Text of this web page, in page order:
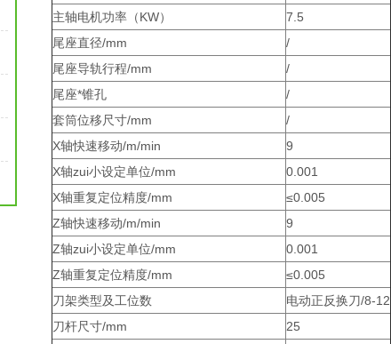
主轴电机功率（KW）
7.5
尾座直径/mm
/
尾座导轨行程/mm
/
尾座*锥孔
/
套筒位移尺寸/mm
/
X轴快速移动/m/min
9
X轴zui小设定单位/mm
0.001
X轴重复定位精度/mm
≤0.005
Z轴快速移动/m/min
9
Z轴zui小设定单位/mm
0.001
Z轴重复定位精度/mm
≤0.005
刀架类型及工位数
电动正反换刀/8-12
刀杆尺寸/mm
25